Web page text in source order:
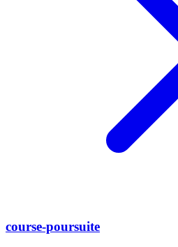
course-poursuite